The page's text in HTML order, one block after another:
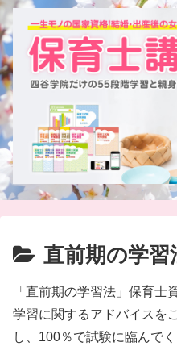
直前期の学習
「直前期の学習法」保育士
学習に関するアドバイスを
し、100％で試験に臨んでく